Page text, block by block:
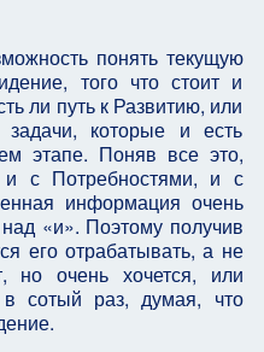
понять текущую
того что стоит и
ли путь к Развитию, или
задачи, которые и есть
этапе. Поняв все это,
и с Потребностями, и с
информация очень
над «и». Поэтому получив
его отрабатывать, а не
но очень хочется, или
в сотый раз, думая, что